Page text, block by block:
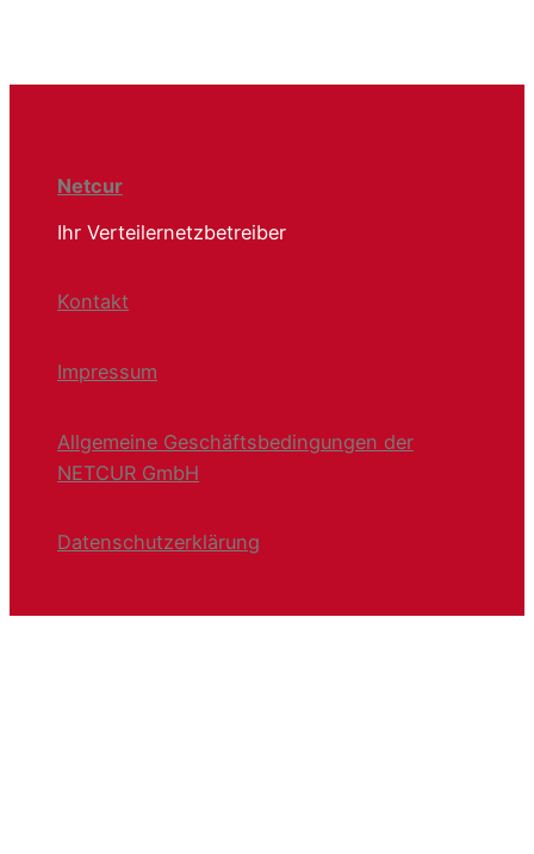
Netcur
Ihr Verteilernetzbetreiber
Kontakt
Impressum
Allgemeine Geschäftsbedingungen der
NETCUR GmbH
Datenschutzerklärung